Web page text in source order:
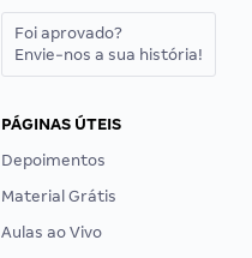
Foi aprovado?
Envie-nos a sua história!
PÁGINAS ÚTEIS
Depoimentos
Material Grátis
Aulas ao Vivo